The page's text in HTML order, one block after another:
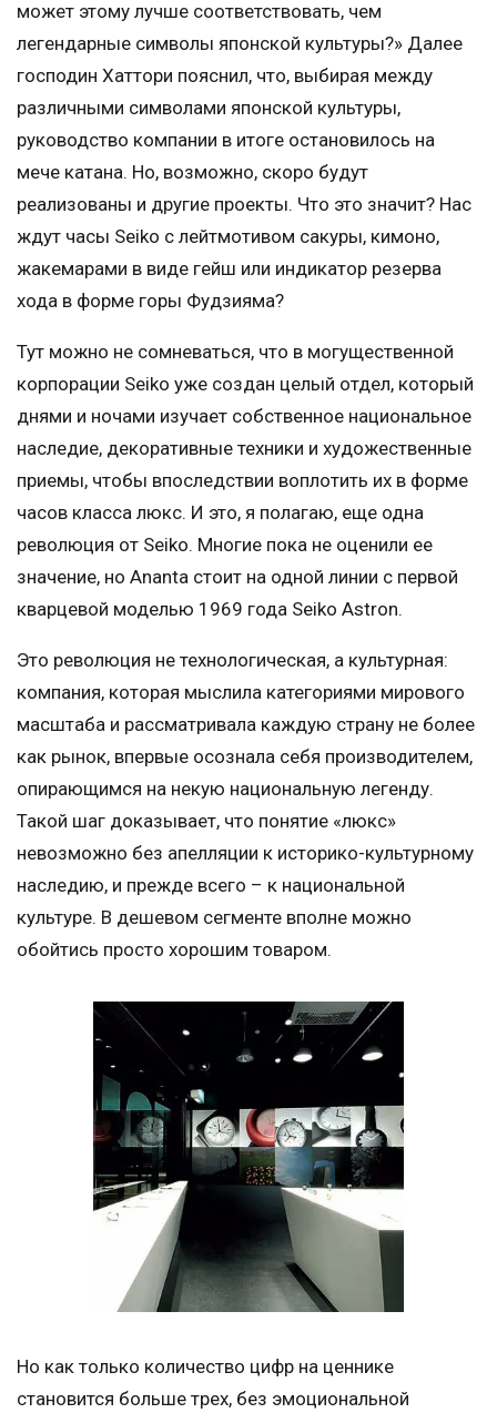
может этому лучше соответствовать, чем
легендарные символы японской культуры?» Далее
господин Хаттори пояснил, что, выбирая между
различными символами японской культуры,
руководство компании в итоге остановилось на
мече катана. Но, возможно, скоро будут
реализованы и другие проекты. Что это значит? Нас
ждут часы Seiko с лейтмотивом сакуры, кимоно,
жакемарами в виде гейш или индикатор резерва
хода в форме горы Фудзияма?
Тут можно не сомневаться, что в могущественной
корпорации Seiko уже создан целый отдел, который
днями и ночами изучает собственное национальное
наследие, декоративные техники и художественные
приемы, чтобы впоследствии воплотить их в форме
часов класса люкс. И это, я полагаю, еще одна
революция от Seiko. Многие пока не оценили ее
значение, но Ananta стоит на одной линии с первой
кварцевой моделью 1969 года Seiko Astron.
Это революция не технологическая, а культурная:
компания, которая мыслила категориями мирового
масштаба и рассматривала каждую страну не более
как рынок, впервые осознала себя производителем,
опирающимся на некую национальную легенду.
Такой шаг доказывает, что понятие «люкс»
невозможно без апелляции к историко-культурному
наследию, и прежде всего – к национальной
культуре. В дешевом сегменте вполне можно
обойтись просто хорошим товаром.
Но как только количество цифр на ценнике
становится больше трех, без эмоциональной